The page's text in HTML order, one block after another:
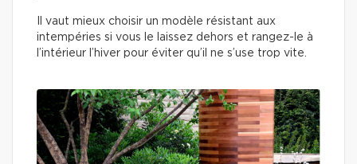
Il vaut mieux choisir un modèle résistant aux
intempéries si vous le laissez dehors et rangez-le à
l’intérieur l’hiver pour éviter qu’il ne s’use trop vite.